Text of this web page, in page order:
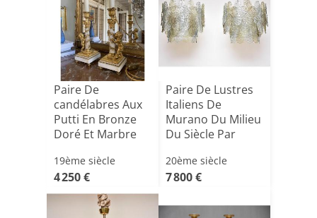
Paire De
candélabres Aux
Putti En Bronze
Doré Et Marbre
19ème siècle
4 250 €
Paire De Lustres
Italiens De
Murano Du Milieu
Du Siècle Par
20ème siècle
7 800 €